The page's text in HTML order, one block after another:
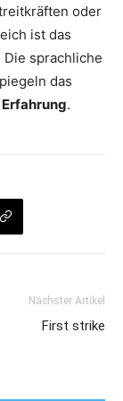
oder
ist das
Die sprachliche
das
.
Nächster Artikel
First strike